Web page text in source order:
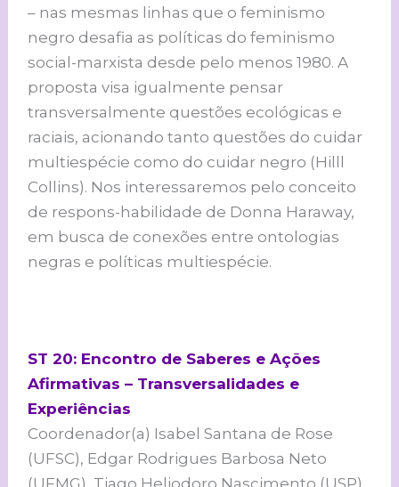
– nas mesmas linhas que o feminismo
negro desafia as políticas do feminismo
social-marxista desde pelo menos 1980. A
proposta visa igualmente pensar
transversalmente questões ecológicas e
raciais, acionando tanto questões do cuidar
multiespécie como do cuidar negro (Hilll
Collins). Nos interessaremos pelo conceito
de respons-habilidade de Donna Haraway,
em busca de conexões entre ontologias
negras e políticas multiespécie.
ST 20: Encontro de Saberes e Ações
Afirmativas – Transversalidades e
Experiências
Coordenador(a) Isabel Santana de Rose
(UFSC), Edgar Rodrigues Barbosa Neto
(UFMG), Tiago Heliodoro Nascimento (USP)